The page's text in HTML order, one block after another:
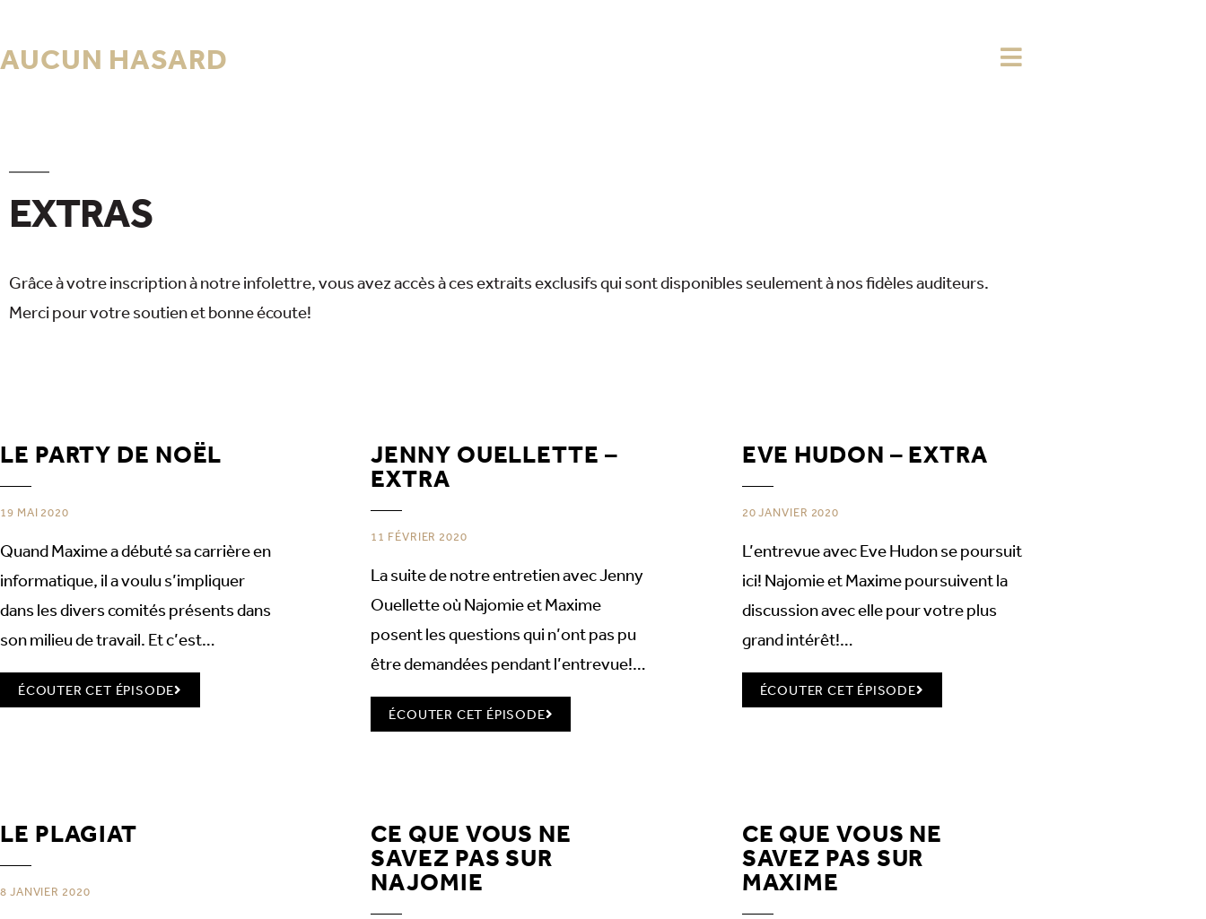
AUCUN HASARD
EXTRAS
Grâce à votre inscription à notre infolettre, vous avez accès à ces extraits exclusifs qui sont disponibles seulement à nos fidèles auditeurs.
Merci pour votre soutien et bonne écoute!
LE PARTY DE NOËL
19 MAI 2020
Quand Maxime a débuté sa carrière en
informatique, il a voulu s’impliquer
dans les divers comités présents dans
son milieu de travail. Et c’est…
ÉCOUTER CET ÉPISODE
JENNY OUELLETTE –
EXTRA
11 FÉVRIER 2020
La suite de notre entretien avec Jenny
Ouellette où Najomie et Maxime
posent les questions qui n’ont pas pu
être demandées pendant l’entrevue!…
ÉCOUTER CET ÉPISODE
EVE HUDON – EXTRA
20 JANVIER 2020
L’entrevue avec Eve Hudon se poursuit
ici! Najomie et Maxime poursuivent la
discussion avec elle pour votre plus
grand intérêt!…
ÉCOUTER CET ÉPISODE
LE PLAGIAT
8 JANVIER 2020
CE QUE VOUS NE
SAVEZ PAS SUR
NAJOMIE
CE QUE VOUS NE
SAVEZ PAS SUR
MAXIME